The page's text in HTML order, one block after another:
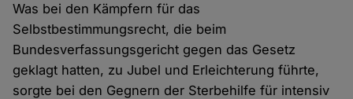
Was bei den Kämpfern für das
Selbstbestimmungsrecht, die beim
Bundesverfassungsgericht gegen das Gesetz
geklagt hatten, zu Jubel und Erleichterung führte,
sorgte bei den Gegnern der Sterbehilfe für intensiv